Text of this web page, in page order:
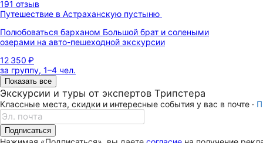
191 отзыв
Путешествие в Астраханскую пустыню
Полюбоваться барханом Большой брат и солеными
озерами на авто-пешеходной экскурсии
12 350 ₽
за группу, 1–4 чел.
Показать все
Экскурсии и туры от экспертов Трипстера
Классные места, скидки и интересные события у вас в почте ·
Подписаться